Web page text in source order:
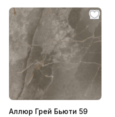
Аллюр Грей Бьюти 59